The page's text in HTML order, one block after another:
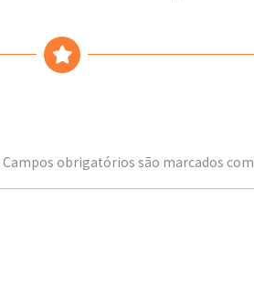
Campos obrigatórios são marcados com